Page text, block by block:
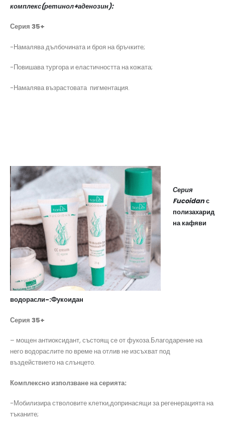
комплекс(ретинол+аденозин):
Серия 35+
-Намалява дълбочината и броя на бръчките;
-Повишава тургора и еластичността на кожата;
-Намалява възрастовата пигментация.
Серия
Fucoidanс
полизахарид
на кафяви
водорасли-:Фукоидан
Серия 35+
– мощен антиоксидант, състоящ се от фукоза.Благодарение на
него водораслите по време на отлив не изсъхват под
въздействието на слънцето.
Комплексно използване на серията:
-Мобилизира стволовите клетки,допринасящи за регенерацията на
тъканите;